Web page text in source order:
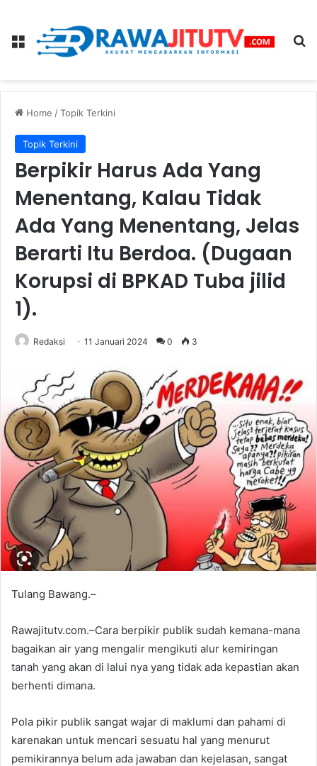
Menu
Home /Topik Terkini
Topik Terkini
Berpikir Harus Ada Yang
Menentang, Kalau Tidak
Ada Yang Menentang, Jelas
Berarti Itu Berdoa. (Dugaan
Korupsi di BPKAD Tuba jilid
1).
Redaksi 11 Januari 2024 0 3
Tulang Bawang.–
Rawajitutv.com.–Cara berpikir publik sudah kemana-mana
bagaikan air yang mengalir mengikuti alur kemiringan
tanah yang akan di lalui nya yang tidak ada kepastian akan
berhenti dimana.
Pola pikir publik sangat wajar di maklumi dan pahami di
karenakan untuk mencari sesuatu hal yang menurut
pemikirannya belum ada jawaban dan kejelasan, sangat